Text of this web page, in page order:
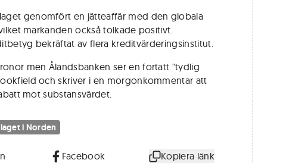
genomfört en jätteaffär med den globala
markanden också tolkade positivt.
bekräftat av flera kreditvärderingsinstitut.
men Ålandsbanken ser en fortatt "tydlig
och skriver i en morgonkommentar att
mot substansvärdet.
i Norden
Facebook Kopiera länk